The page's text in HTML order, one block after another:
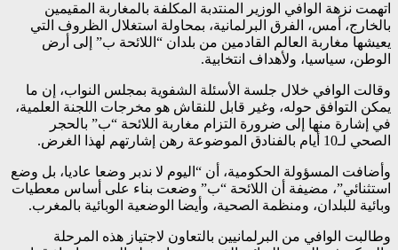
اتهمت نزهة الوافي الوزير المنتدبة المكلفة بالمغاربة المقيمين
بالخارج، أمس، الفرق البرلمانية، بمحاولة استغلال الظروف التي
يعيشها مغاربة العالم القادمين من بلدان “اللائحة ب” إلى أرض
الوطن، سياسيا، ولأهداف انتخابية.
وقالت الوافي خلال جلسة الأسئلة الشفوية بمجلس النواب، إن ما
يمكن التوافق حوله، وغير قابل للنقاش هو مخرجات اللجنة العلمية،
في إشارة منها إلى ضرورة التزام مغاربة اللائحة “ب” بالحجر
الصحي لـ10 أيام بالفنادق الموضوعة رهن إشارتهم لهذا الغرض.
وأضافت المسؤولة الحكومية، أن “اليوم لا ندبر وضعا عاديا، بل وضع
استثنائي”، مضيفة أن اللائحة “ب” وضعت بناء على أساس معطيات
وبائية للبلدان، ومنظمة الصحية، وأيضا الوضعية الوبائية بالمغرب.
وطالبت الوافي من البرلمانيين بالتعاون لاجتياز هذه المرحلة